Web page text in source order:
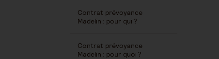
Contrat prévoyance
Madelin : pour qui ?
Contrat prévoyance
Madelin : pour quoi ?